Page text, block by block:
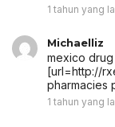
1 tahun yang
Michaelliz
mexico
[url=http://
pharmacies
1 tahun yang